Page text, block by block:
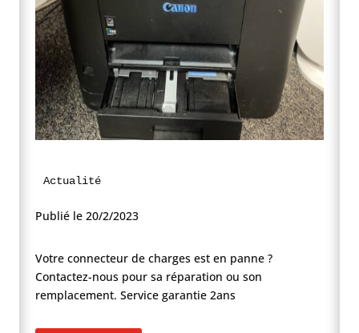
Actualité
Publié le 20/2/2023
Votre connecteur de charges est en panne ?
Contactez-nous pour sa réparation ou son
remplacement. Service garantie 2ans